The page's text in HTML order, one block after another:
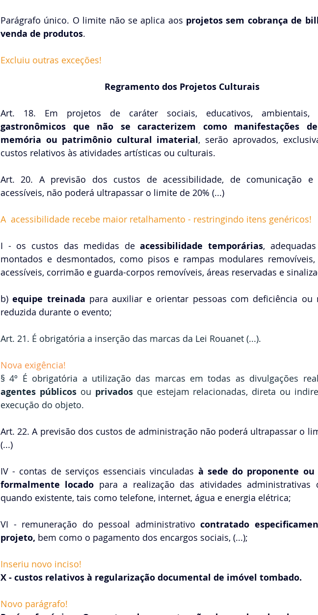
Parágrafo único. O limite não se aplica aos projetos sem cobrança de
venda de produtos.
Excluiu outras exceções!
Regramento dos Projetos Culturais
gastronômicos que não se caracterizem como manifestações
memória ou patrimônio cultural imaterial, serão aprovados,
custos relativos às atividades artísticas ou culturais.
Art. 20. A previsão dos custos de acessibilidade, de comunicação e
acessíveis, não poderá ultrapassar o limite de 20% (...)
A  acessibilidade recebe maior retalhamento - restringindo itens genéricos!
I - os custos das medidas de acessibilidade temporárias,
montados e desmontados, como pisos e rampas modulares removíveis,
acessíveis, corrimão e guarda-corpos removíveis, áreas reservadas e
b) equipe treinada para auxiliar e orientar pessoas com deficiência ou
reduzida durante o evento;
Art. 21. É obrigatória a inserção das marcas da Lei Rouanet (...).
Nova exigência!
agentes públicos ou privados que estejam relacionadas, direta ou
execução do objeto.
Art. 22. A previsão dos custos de administração não poderá ultrapassar o
(...)
IV - contas de serviços essenciais vinculadas à sede do proponente
formalmente locado para a realização das atividades administrativas
quando existente, tais como telefone, internet, água e energia elétrica;
VI - remuneração do pessoal administrativo contratado
projeto, bem como o pagamento dos encargos sociais, (...);
Inseriu novo inciso!
X - custos relativos à regularização documental de imóvel tombado.
Novo parágrafo!